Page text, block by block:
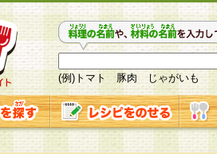
(例)トマト 豚肉 じゃがいも